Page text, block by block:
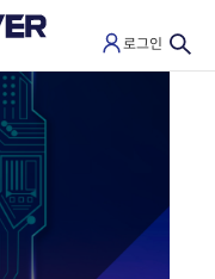
로그인